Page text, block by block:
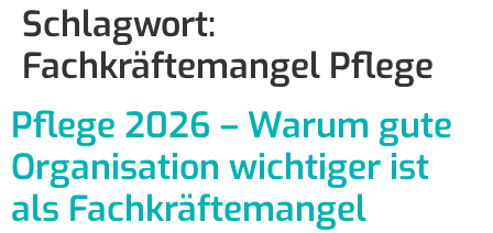
Schlagwort:
Fachkräftemangel Pflege
Pflege 2026 – Warum gute
Organisation wichtiger ist
als Fachkräftemangel